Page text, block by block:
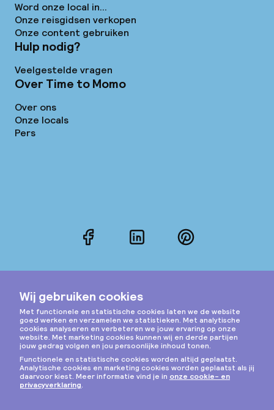
Word onze local in...
Onze reisgidsen verkopen
Onze content gebruiken
Hulp nodig?
Veelgestelde vragen
Over Time to Momo
Over ons
Onze locals
Pers
FacebookLinkedInPinterest
Instagram